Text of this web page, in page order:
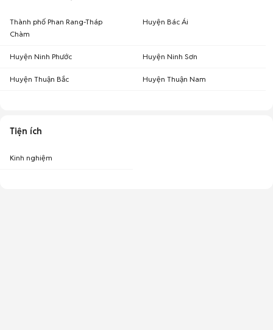
Thành phố Phan Rang-Tháp
Chàm
Huyện Bác Ái
Huyện Ninh Phước Huyện Ninh Sơn
Huyện Thuận Bắc Huyện Thuận Nam
Tiện ích
Kinh nghiệm